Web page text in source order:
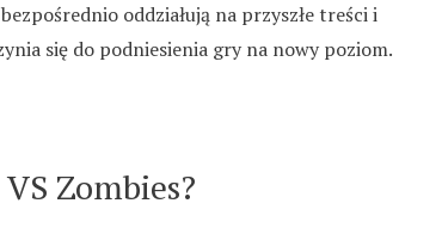
oddziałują na przyszłe treści i
się do podniesienia gry na nowy poziom.
Zombies?